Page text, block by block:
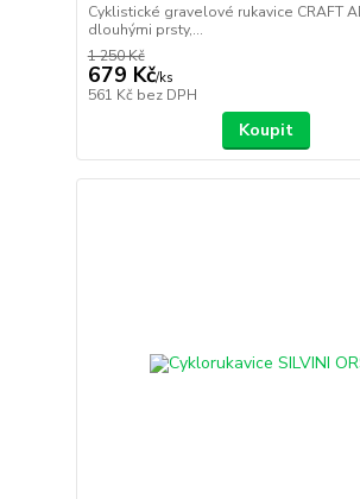
Cyklistické gravelové rukavice CRAFT
dlouhými prsty,...
1 250 Kč
679 Kč/ks
561 Kč bez DPH
Koupit